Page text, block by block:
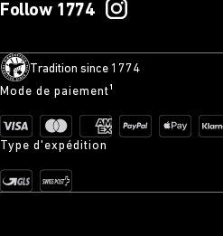
Follow 1774
Tradition since 1774
Mode de paiement¹
Type d'expédition